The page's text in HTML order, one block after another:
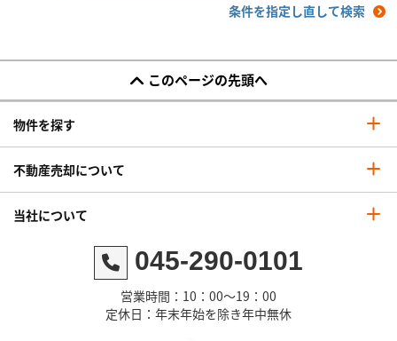
条件を指定し直して検索
このページの先頭へ
物件を探す
不動産売却について
当社について
045-290-0101
営業時間：10：00～19：00
定休日：年末年始を除き年中無休